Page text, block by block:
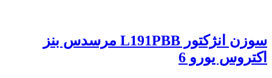
سوزن انژکتور L191PBB مرسدس بنز
اکتروس یورو 6